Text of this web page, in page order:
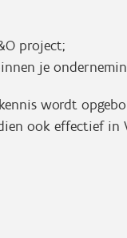
project;
je
wordt
ook effectief in